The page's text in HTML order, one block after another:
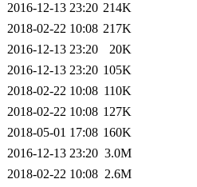
2016-12-13 23:20 214K
2018-02-22 10:08 217K
2016-12-13 23:20
20K
2016-12-13 23:20 105K
2018-02-22 10:08 110K
2018-02-22 10:08 127K
2018-05-01 17:08 160K
2016-12-13 23:20 3.0M
2018-02-22 10:08 2.6M